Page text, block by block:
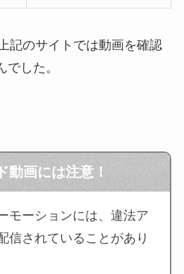
記のサイトでは動画を確認
した。
動画には注意！
モーションには、違法ア
信されていることがあり